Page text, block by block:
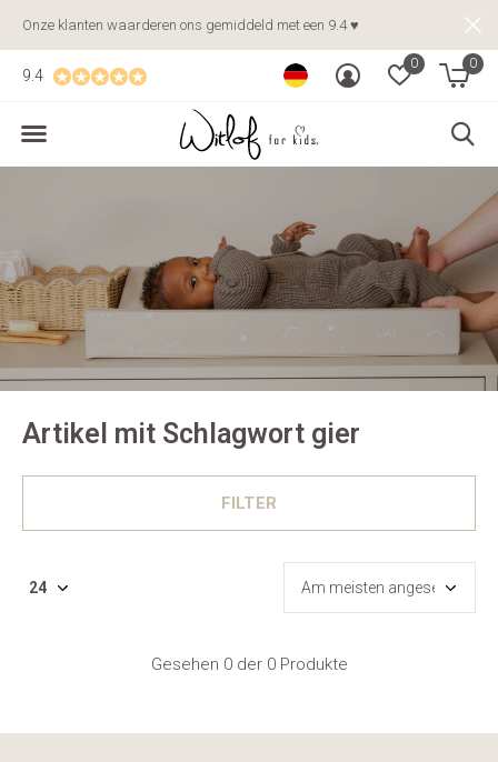
0 0
9.4
Onze klanten waarderen ons gemiddeld met een 9.4 ♥
Artikel mit Schlagwort gier
FILTER
Gesehen 0 der 0 Produkte